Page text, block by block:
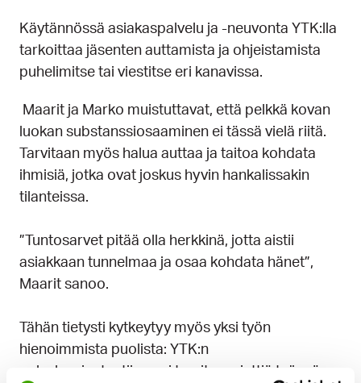
Käytännössä asiakaspalvelu ja -neuvonta YTK:lla
tarkoittaa jäsenten auttamista ja ohjeistamista
puhelimitse tai viestitse eri kanavissa.
Maarit ja Marko muistuttavat, että pelkkä kovan
luokan substanssiosaaminen ei tässä vielä riitä.
Tarvitaan myös halua auttaa ja taitoa kohdata
ihmisiä, jotka ovat joskus hyvin hankalissakin
tilanteissa.
”Tuntosarvet pitää olla herkkinä, jotta aistii
asiakkaan tunnelmaa ja osaa kohdata hänet”,
Maarit sanoo.
Tähän tietysti kytkeytyy myös yksi työn
hienoimmista puolista: YTK:n
palveluasiantuntijana ei tarvitse miettiä työnsä